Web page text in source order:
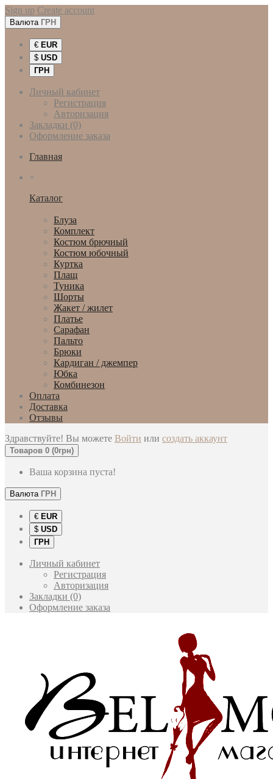
Sign up Create account
Валюта ГРН
€ EUR
$ USD
ГРН
Личный кабинет
Регистрация
Авторизация
Закладки (0)
Оформление заказа
Главная
+
Каталог
Блуза
Комплект
Костюм брючный
Костюм юбочный
Куртка
Плащ
Туника
Шорты
Жакет / жилет
Платье
Сарафан
Пальто
Брюки
Кардиган / джемпер
Юбка
Комбинезон
Оплата
Доставка
Отзывы
Здравствуйте! Вы можете Войти или создать аккаунт
Товаров 0 (0грн)
Ваша корзина пуста!
Валюта ГРН
€ EUR
$ USD
ГРН
Личный кабинет
Регистрация
Авторизация
Закладки (0)
Оформление заказа